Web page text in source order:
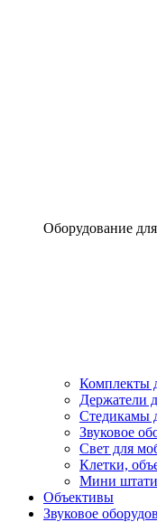
Оборудование
Комплекты
Держатели
Стедикамы
Звуковое
Свет для
Клетки,
Мини
Объективы
Звуковое